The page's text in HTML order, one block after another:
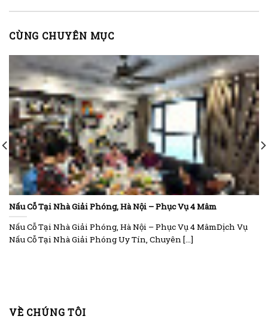
CÙNG CHUYÊN MỤC
Nấu Cỗ Tại Nhà Giải Phóng, Hà Nội – Phục Vụ 4 Mâm
Nấu Cỗ Tại Nhà Giải Phóng, Hà Nội – Phục Vụ 4 MâmDịch Vụ
Nấu Cỗ Tại Nhà Giải Phóng Uy Tín, Chuyên [...]
VỀ CHÚNG TÔI